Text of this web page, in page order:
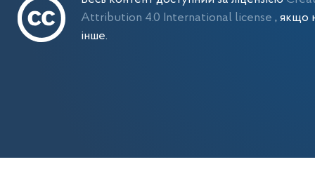
Attribution 4.0 International license , якщо
інше.